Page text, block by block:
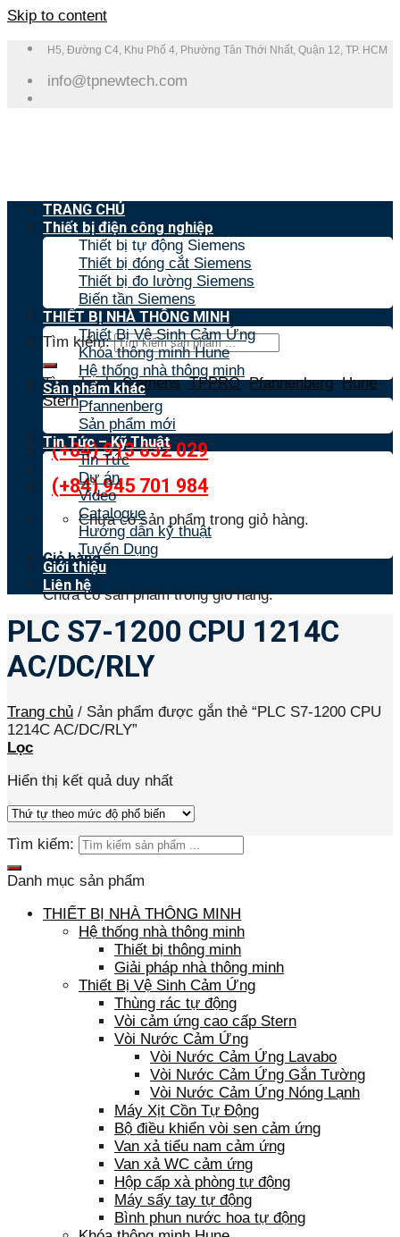
Skip to content
H5, Đường C4, Khu Phố 4, Phường Tân Thới Nhất, Quận 12, TP. HCM
info@tpnewtech.com
Tìm kiếm:
Tìm nhanh:Siemens,TPPRO,Pfannenberg,Hune,
Stern
(+84) 913 832 029
(+84) 945 701 984
Chưa có sản phẩm trong giỏ hàng.
Giỏ hàng
Chưa có sản phẩm trong giỏ hàng.
TRANG CHỦ
Thiết bị điện công nghiệp
Thiết bị tự động Siemens
Thiết bị đóng cắt Siemens
Thiết bị đo lường Siemens
Biến tần Siemens
THIẾT BỊ NHÀ THÔNG MINH
Thiết Bị Vệ Sinh Cảm Ứng
Khóa thông minh Hune
Hệ thống nhà thông minh
Sản phẩm khác
Pfannenberg
Sản phẩm mới
Tin Tức – Kỹ Thuật
Tin Tức
Dự án
Video
Catalogue
Hướng dẫn kỹ thuật
Tuyển Dụng
Giới thiệu
Liên hệ
PLC S7-1200 CPU 1214C
AC/DC/RLY
Trang chủ / Sản phẩm được gắn thẻ “PLC S7-1200 CPU
1214C AC/DC/RLY”
Lọc
Hiển thị kết quả duy nhất
Tìm kiếm:
Danh mục sản phẩm
THIẾT BỊ NHÀ THÔNG MINH
Hệ thống nhà thông minh
Thiết bị thông minh
Giải pháp nhà thông minh
Thiết Bị Vệ Sinh Cảm Ứng
Thùng rác tự động
Vòi cảm ứng cao cấp Stern
Vòi Nước Cảm Ứng
Vòi Nước Cảm Ứng Lavabo
Vòi Nước Cảm Ứng Gắn Tường
Vòi Nước Cảm Ứng Nóng Lạnh
Máy Xịt Cồn Tự Động
Bộ điều khiển vòi sen cảm ứng
Van xả tiểu nam cảm ứng
Van xả WC cảm ứng
Hộp cấp xà phòng tự động
Máy sấy tay tự động
Bình phun nước hoa tự động